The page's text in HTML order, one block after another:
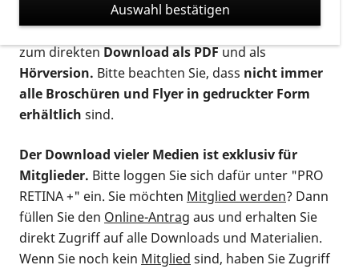
verschiedenen Formaten angeboten: zur
postalischen Bestellung als gedruckte Variante
zum direktenDownload als PDFund als
Hörversion. Bitte beachten Sie, dass nicht immer
alle Broschüren und Flyer in gedruckter Form
erhältlich sind.
Der Download vieler Medien ist exklusiv für
Mitglieder. Bitte loggen Sie sich dafür unter "PRO
RETINA +" ein. Sie möchten Mitglied werden? Dann
füllen Sie den Online-Antrag aus und erhalten Sie
direkt Zugriff auf alle Downloads und Materialien.
Wenn Sie noch kein Mitglied sind, haben Sie Zugriff
Auswahl bestätigen